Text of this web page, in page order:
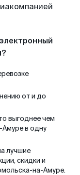
от и до
выгоднее чем
в одну
лучшие
скидки и
на-Амуре.